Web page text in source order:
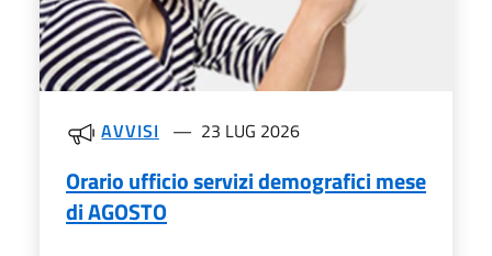
AVVISI 23 LUG 2026
Orario ufficio servizi demografici mese
di AGOSTO